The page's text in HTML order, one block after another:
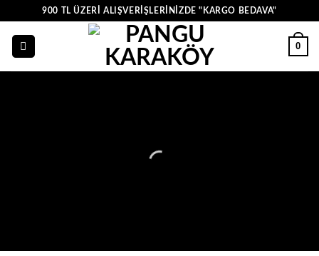
900 TL ÜZERI ALIŞVERIŞLERINIZDE "KARGO BEDAVA"
0